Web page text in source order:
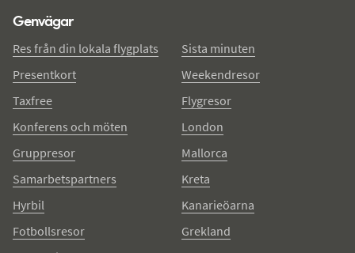
Genvägar
Res från din lokala flygplats
Presentkort
Taxfree
Konferens och möten
Gruppresor
Samarbetspartners
Hyrbil
Fotbollsresor
Sista minuten
Weekendresor
Flygresor
London
Mallorca
Kreta
Kanarieöarna
Grekland